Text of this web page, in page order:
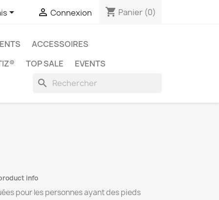
  Connexion shopping_cart Panier (0)
ACCESSOIRES
TOP SALE EVENTS
search
info
pour les personnes ayant des pieds